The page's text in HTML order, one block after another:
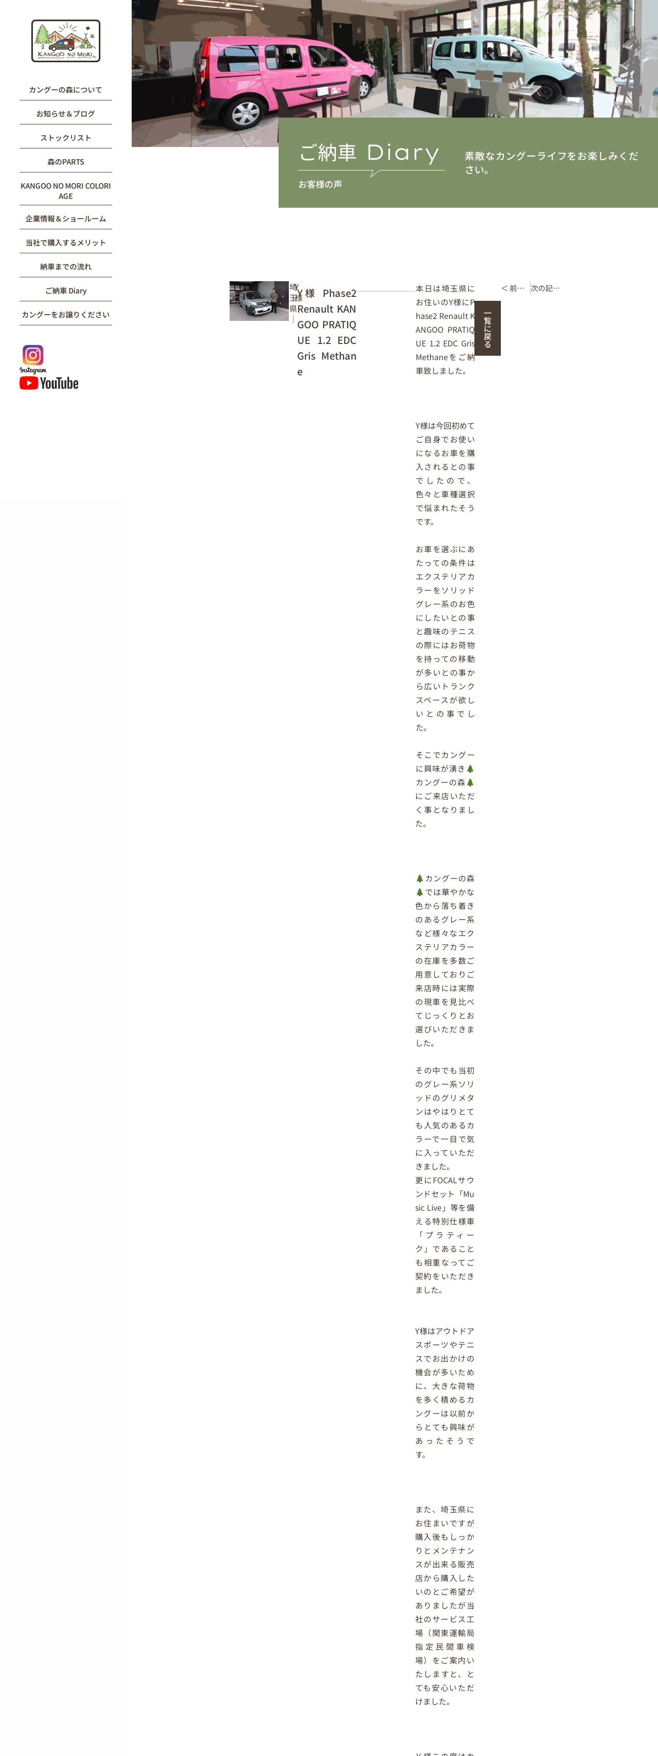
カングーの森について
お知らせ＆ブログ
ストックリスト
森のPARTS
KANGOO NO MORI COLORI
AGE
企業情報＆ショールーム
当社で購入するメリット
納車までの流れ
ご納車 Diary
カングーをお譲りください
ご納車 Diary
お客様の声
素敵なカングーライフをお楽しみくだ
さい。
埼
玉
県
｜
Y
様
Y様 Phase2
Renault KAN
GOO PRATIQ
UE 1.2 EDC
Gris Methan
e
本日は埼玉県に
お住いのY様にP
hase2 Renault K
ANGOO PRATIQ
UE 1.2 EDC Gris
Methaneをご納
車致しました。
Y様は今回初めて
ご自身でお使い
になるお車を購
入されるとの事
でしたので、
色々と車種選択
で悩まれたそう
です。
お車を選ぶにあ
たっての条件は
エクステリアカ
ラーをソリッド
グレー系のお色
にしたいとの事
と趣味のテニス
の際にはお荷物
を持っての移動
が多いとの事か
ら広いトランク
スペースが欲し
いとの事でし
た。
そこでカングー
に興味が湧き
カングーの森
にご来店いただ
く事となりまし
た。
カングーの森
では華やかな
色から落ち着き
のあるグレー系
など様々なエク
ステリアカラー
の在庫を多数ご
用意しておりご
来店時には実際
の現車を見比べ
てじっくりとお
選びいただきま
した。
その中でも当初
のグレー系ソリ
ッドのグリメタ
ンはやはりとて
も人気のあるカ
ラーで一目で気
に入っていただ
きました。
更にFOCALサウ
ンドセット「Mu
sic Live」等を備
える特別仕様車
「プラティー
ク」であること
も相重なってご
契約をいただき
ました。
Y様はアウトドア
スポーツやテニ
スでお出かけの
機会が多いため
に、大きな荷物
を多く積めるカ
ングーは以前か
らとても興味が
あったそうで
す。
また、埼玉県に
お住まいですが
購入後もしっか
りとメンテナン
スが出来る販売
店から購入した
いのとご希望が
ありましたが当
社のサービス工
場（関東運輸局
指定民間車検
場）をご案内い
たしますと、と
ても安心いただ
けました。
一
覧
に
戻
る
＜ 前の記事 次の記事 ＞